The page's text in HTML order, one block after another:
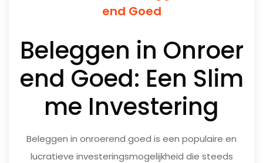
end Goed
Beleggen in Onroer
end Goed: Een Slim
me Investering
Beleggen in onroerend goed is een populaire en
lucratieve investeringsmogelijkheid die steeds